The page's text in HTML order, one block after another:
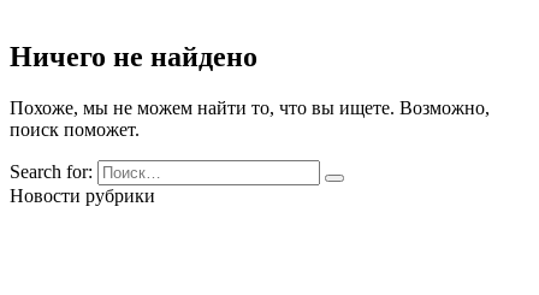
Ничего не найдено
Похоже, мы не можем найти то, что вы ищете. Возможно,
поиск поможет.
Search for:
Новости рубрики